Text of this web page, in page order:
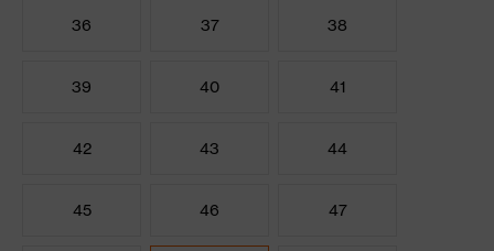
36 37 38
39 40 41
42 43 44
45 46 47